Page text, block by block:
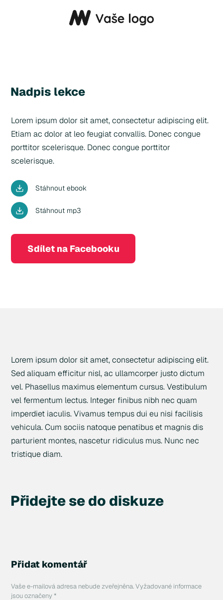
Nadpis lekce
Lorem ipsum dolor sit amet, consectetur adipiscing elit.
Etiam ac dolor at leo feugiat convallis. Donec congue
porttitor scelerisque. Donec congue porttitor
scelerisque.
Stáhnout ebook
Stáhnout mp3
Sdílet na Facebooku
Lorem ipsum dolor sit amet, consectetur adipiscing elit.
Sed aliquam efficitur nisl, ac ullamcorper justo dictum
vel. Phasellus maximus elementum cursus. Vestibulum
vel fermentum lectus. Integer finibus nibh nec quam
imperdiet iaculis. Vivamus tempus dui eu nisi facilisis
vehicula. Cum sociis natoque penatibus et magnis dis
parturient montes, nascetur ridiculus mus. Nunc nec
tristique diam.
Přidejte se do diskuze
Přidat komentář
Vaše e-mailová adresa nebude zveřejněna. Vyžadované informace
jsou označeny*